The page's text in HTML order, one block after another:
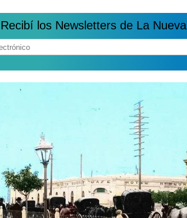
Recibí los Newsletters de La Nueva